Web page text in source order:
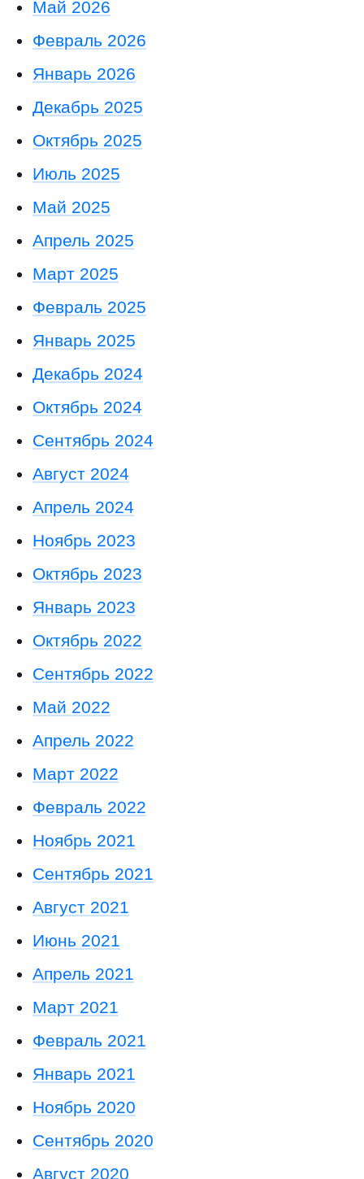
Май 2026
Февраль 2026
Январь 2026
Декабрь 2025
Октябрь 2025
Июль 2025
Май 2025
Апрель 2025
Март 2025
Февраль 2025
Январь 2025
Декабрь 2024
Октябрь 2024
Сентябрь 2024
Август 2024
Апрель 2024
Ноябрь 2023
Октябрь 2023
Январь 2023
Октябрь 2022
Сентябрь 2022
Май 2022
Апрель 2022
Март 2022
Февраль 2022
Ноябрь 2021
Сентябрь 2021
Август 2021
Июнь 2021
Апрель 2021
Март 2021
Февраль 2021
Январь 2021
Ноябрь 2020
Сентябрь 2020
Август 2020